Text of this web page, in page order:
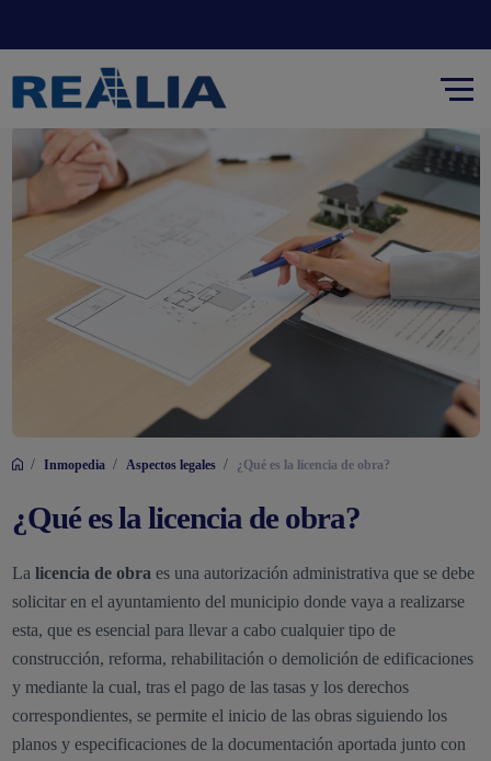
/ Inmopedia / Aspectos legales / ¿Qué es la licencia de obra?
¿Qué es la licencia de obra?
La licencia de obra es una autorización administrativa que se debe
solicitar en el ayuntamiento del municipio donde vaya a realizarse
esta, que es esencial para llevar a cabo cualquier tipo de
construcción, reforma, rehabilitación o demolición de edificaciones
y mediante la cual, tras el pago de las tasas y los derechos
correspondientes, se permite el inicio de las obras siguiendo los
planos y especificaciones de la documentación aportada junto con